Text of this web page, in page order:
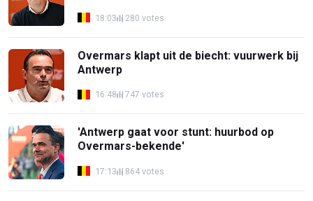
18:03 280 votes
Overmars klapt uit de biecht: vuurwerk bij
Antwerp
16:48 747 votes
'Antwerp gaat voor stunt: huurbod op
Overmars-bekende'
17:13 864 votes